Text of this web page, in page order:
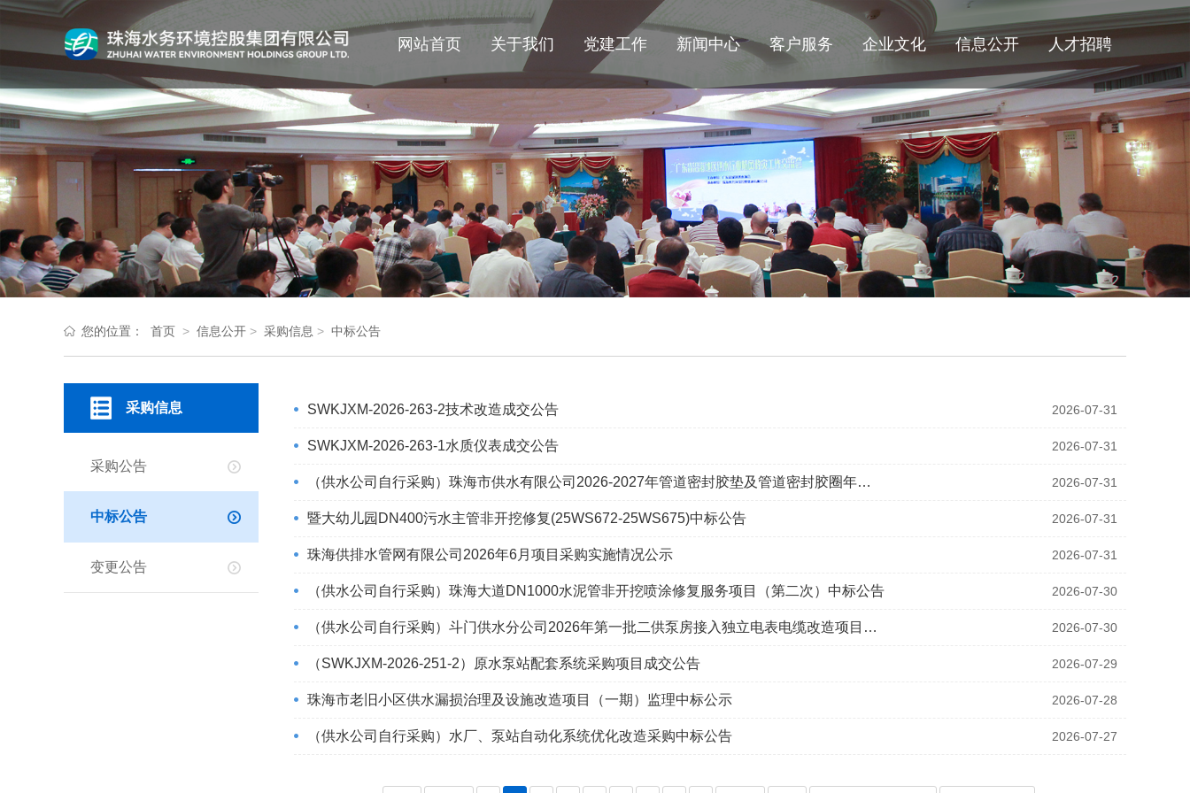
网站首页 关于我们 党建工作 新闻中心 客户服务 企业文化 信息公开 人才招聘
您的位置： 首页 > 信息公开 > 采购信息 > 中标公告
采购信息
采购公告
中标公告
变更公告
2026-07-31
SWKJXM-2026-263-2技术改造成交公告
2026-07-31
SWKJXM-2026-263-1水质仪表成交公告
2026-07-31
（供水公司自行采购）珠海市供水有限公司2026-2027年管道密封胶垫及管道密封胶圈年…
2026-07-31
暨大幼儿园DN400污水主管非开挖修复(25WS672-25WS675)中标公告
2026-07-31
珠海供排水管网有限公司2026年6月项目采购实施情况公示
2026-07-30
（供水公司自行采购）珠海大道DN1000水泥管非开挖喷涂修复服务项目（第二次）中标公告
2026-07-30
（供水公司自行采购）斗门供水分公司2026年第一批二供泵房接入独立电表电缆改造项目…
2026-07-29
（SWKJXM-2026-251-2）原水泵站配套系统采购项目成交公告
2026-07-28
珠海市老旧小区供水漏损治理及设施改造项目（一期）监理中标公示
2026-07-27
（供水公司自行采购）水厂、泵站自动化系统优化改造采购中标公告